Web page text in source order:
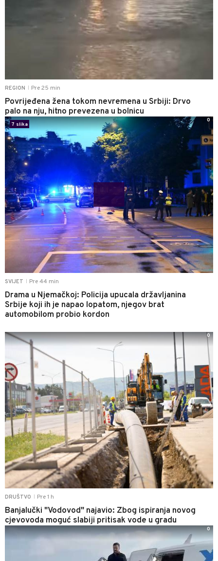
REGION Pre 25 min
Povrijeđena žena tokom nevremena u Srbiji: Drvo
palo na nju, hitno prevezena u bolnicu
SVIJET Pre 44 min
Drama u Njemačkoj: Policija upucala državljanina
Srbije koji ih je napao lopatom, njegov brat
automobilom probio kordon
7 slika
0
DRUŠTVO Pre 1 h
Banjalučki "Vodovod" najavio: Zbog ispiranja novog
cjevovoda moguć slabiji pritisak vode u gradu
0
0